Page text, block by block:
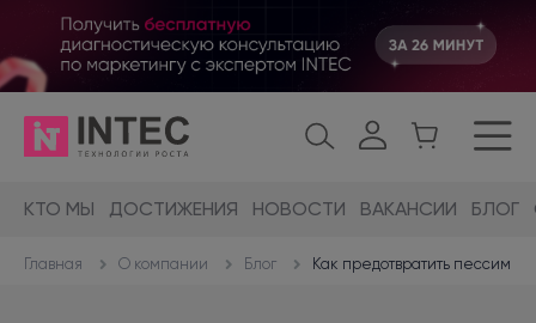
КТО МЫ ДОСТИЖЕНИЯ НОВОСТИ ВАКАНСИИ БЛОГ
Главная О компании Блог Как предотвратить